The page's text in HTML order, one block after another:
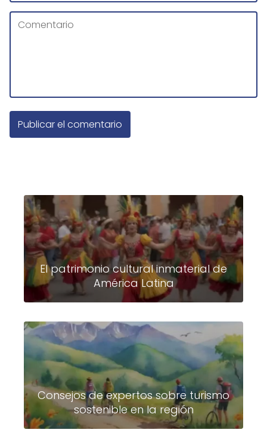
El patrimonio cultural inmaterial de
América Latina
Consejos de expertos sobre turismo
sostenible en la región